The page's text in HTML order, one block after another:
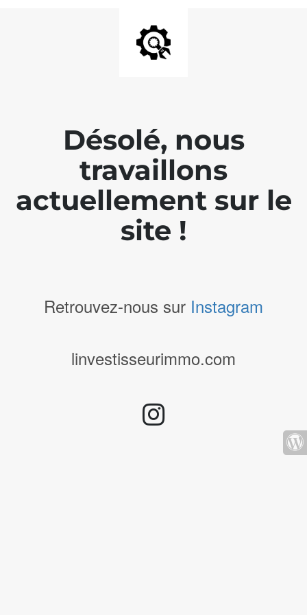
Désolé, nous
travaillons
actuellement sur le
site !
Retrouvez-nous sur Instagram
linvestisseurimmo.com